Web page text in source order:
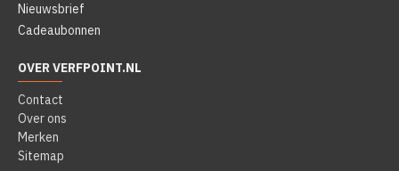
Nieuwsbrief
Cadeaubonnen
OVER VERFPOINT.NL
Contact
Over ons
Merken
Sitemap